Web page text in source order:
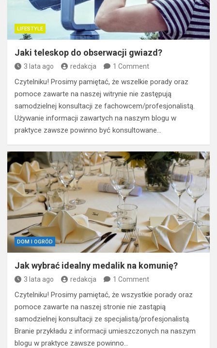
LIFESTYLE
Jaki teleskop do obserwacji gwiazd?
3 lata ago redakcja 1 Comment
Czytelniku! Prosimy pamiętać, że wszelkie porady oraz
pomoce zawarte na naszej witrynie nie zastępują
samodzielnej konsultacji ze fachowcem/profesjonalistą.
Używanie informacji zawartych na naszym blogu w
praktyce zawsze powinno być konsultowane…
DOM I OGRÓD
Jak wybrać idealny medalik na komunię?
3 lata ago redakcja 1 Comment
Czytelniku! Prosimy pamiętać, że wszystkie porady oraz
pomoce zawarte na naszej stronie nie zastąpią
samodzielnej konsultacji ze specjalistą/profesjonalistą.
Branie przykładu z informacji umieszczonych na naszym
blogu w praktyce zawsze powinno…